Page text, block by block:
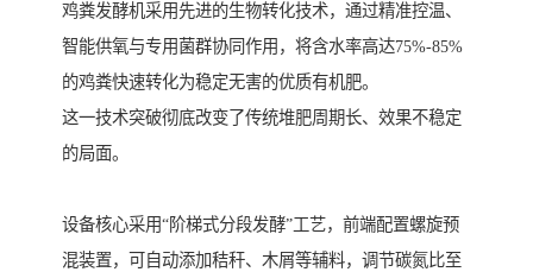
鸡粪发酵机采用先进的生物转化技术，通过精准控温、
智能供氧与专用菌群协同作用，将含水率高达75%-85%
的鸡粪快速转化为稳定无害的优质有机肥。
这一技术突破彻底改变了传统堆肥周期长、效果不稳定
的局面。
设备核心采用“阶梯式分段发酵”工艺，前端配置螺旋预
混装置，可自动添加秸秆、木屑等辅料，调节碳氮比至